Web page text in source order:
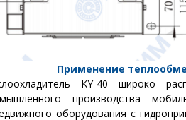
Применение
KY-40 широко
производства
оборудования с